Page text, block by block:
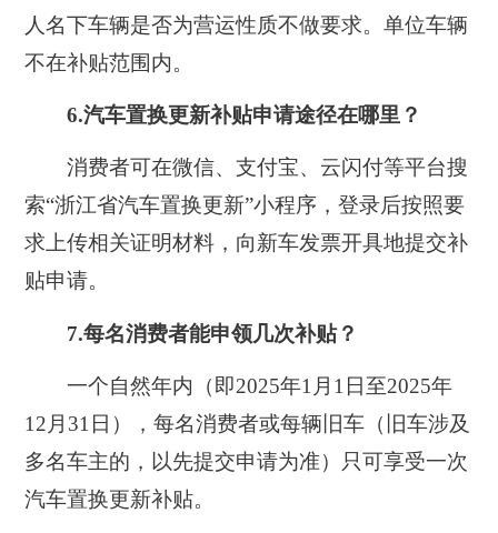
人名下车辆是否为营运性质不做要求。单位车辆
不在补贴范围内。
6.汽车置换更新补贴申请途径在哪里？
消费者可在微信、支付宝、云闪付等平台搜
索“浙江省汽车置换更新”小程序，登录后按照要
求上传相关证明材料，向新车发票开具地提交补
贴申请。
7.每名消费者能申领几次补贴？
一个自然年内（即2025年1月1日至2025年
12月31日），每名消费者或每辆旧车（旧车涉及
多名车主的，以先提交申请为准）只可享受一次
汽车置换更新补贴。